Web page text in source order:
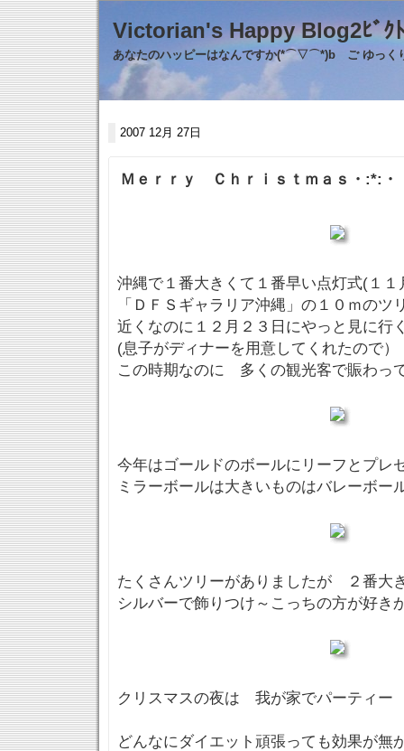
Victorian's Happy
あなたのハッピーはなんですか(*⌒▽⌒*)b ご ゆっく
2007 12月 27日
Ｍｅｒｒｙ Ｃｈｒｉｓｔｍａｓ・:*:
沖縄で１番大きくて１番早い点灯式(１１
「ＤＦＳギャラリア沖縄」の１０ｍのツ
近くなのに１２月２３日にやっと見に行
(息子がディナーを用意してくれたので）
この時期なのに 多くの観光客で賑わっ
今年はゴールドのボールにリーフとプレ
ミラーボールは大きいものはバレーボー
たくさんツリーがありましたが ２番大
シルバーで飾りつけ～こっちの方が好き
クリスマスの夜は 我が家でパーティー
どんなにダイエット頑張っても効果が無